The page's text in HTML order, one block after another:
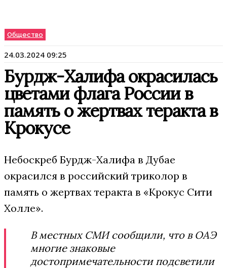
Общество
24.03.2024 09:25
Бурдж-Халифа окрасилась
цветами флага России в
память о жертвах теракта в
Крокусе
Небоскреб Бурдж-Халифа в Дубае
окрасился в российский триколор в
память о жертвах теракта в «Крокус Сити
Холле».
В местных СМИ сообщили, что в ОАЭ
многие знаковые
достопримечательности подсветили